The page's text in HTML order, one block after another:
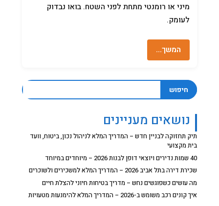
מיני או רומנטי מתחת לפני השטח. בואו נבדוק
לעומק.
המשך…
חיפוש
נושאים מעניינים
תיק תחזוקה לבניין חדש – המדריך המלא לניהול נכון, ביטוח, וועד
בית מקצועי
40 שמות נדירים ויוצאי דופן לבנות 2026 – מיוחדים במיוחד
שכירת דירה בתל אביב 2026 – המדריך המלא למשכירים ולשוכרים
מה עושים כשפוגשים נחש – מדריך בטיחות חיוני להצלת חיים
איך קונים רכב משומש ב-2026 – המדריך המלא להימנעות מטעויות